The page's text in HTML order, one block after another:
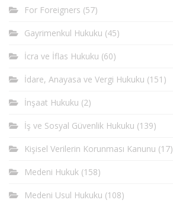
For Foreigners (57)
Gayrimenkul Hukuku (45)
İcra ve İflas Hukuku (60)
İdare, Anayasa ve Vergi Hukuku (151)
İnşaat Hukuku (2)
İş ve Sosyal Güvenlik Hukuku (139)
Kişisel Verilerin Korunması Kanunu (17)
Medeni Hukuk (158)
Medeni Usul Hukuku (108)